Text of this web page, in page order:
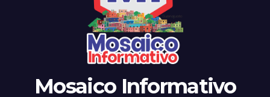
Mosaico Informativo